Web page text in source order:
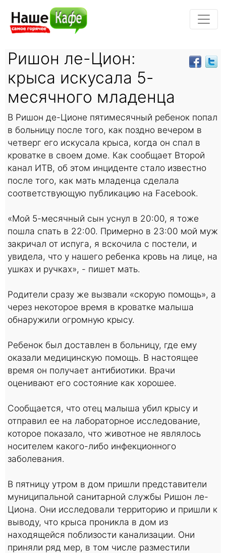
Ришон ле-Цион:
крыса искусала 5-
месячного младенца
В Ришон де-Ционе пятимесячный ребенок попал
в больницу после того, как поздно вечером в
четверг его искусала крыса, когда он спал в
кроватке в своем доме. Как сообщает Второй
канал ИТВ, об этом инциденте стало известно
после того, как мать младенца сделала
соответствующую публикацию на Facebook.
«Мой 5-месячный сын уснул в 20:00, я тоже
пошла спать в 22:00. Примерно в 23:00 мой муж
закричал от испуга, я вскочила с постели, и
увидела, что у нашего ребенка кровь на лице, на
ушках и ручках», - пишет мать.
Родители сразу же вызвали «скорую помощь», а
через некоторое время в кроватке малыша
обнаружили огромную крысу.
Ребенок был доставлен в больницу, где ему
оказали медицинскую помощь. В настоящее
время он получает антибиотики. Врачи
оценивают его состояние как хорошее.
Сообщается, что отец малыша убил крысу и
отправил ее на лабораторное исследование,
которое показало, что животное не являлось
носителем какого-либо инфекционного
заболевания.
В пятницу утром в дом пришли представители
муниципальной санитарной службы Ришон ле-
Циона. Они исследовали территорию и пришли к
выводу, что крыса проникла в дом из
находящейся поблизости канализации. Они
приняли ряд мер, в том числе разместили